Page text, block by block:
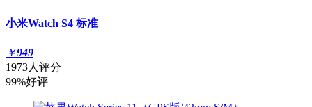
小米Watch S4 标准
￥949
1973人评分
99%好评